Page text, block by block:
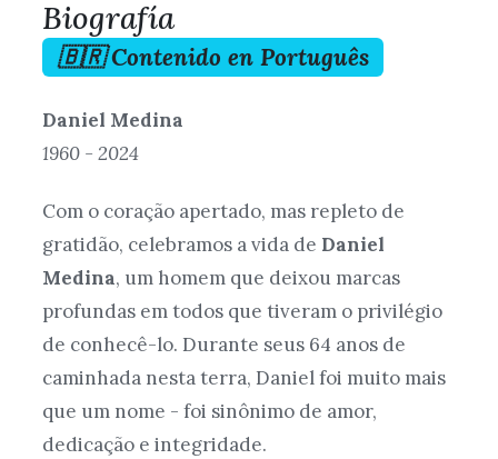
Biografía
🇧🇷 Contenido en Português
Daniel Medina
1960 - 2024
Com o coração apertado, mas repleto de
gratidão, celebramos a vida de Daniel
Medina, um homem que deixou marcas
profundas em todos que tiveram o privilégio
de conhecê-lo. Durante seus 64 anos de
caminhada nesta terra, Daniel foi muito mais
que um nome - foi sinônimo de amor,
dedicação e integridade.